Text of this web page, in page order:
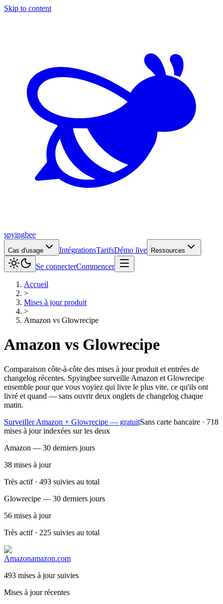
Skip to content
spyingbee
Cas d'usage IntégrationsTarifsDémo live Ressources
Se connecterCommencer
Accueil
>
Mises à jour produit
>
Amazon vs Glowrecipe
Amazon vs Glowrecipe
Comparaison côte-à-côte des mises à jour produit et entrées de
changelog récentes. Spyingbee surveille Amazon et Glowrecipe
ensemble pour que vous voyiez qui livre le plus vite, ce qu'ils ont
livré et quand — sans ouvrir deux onglets de changelog chaque
matin.
Surveiller Amazon + Glowrecipe — gratuitSans carte bancaire · 718
mises à jour indexées sur les deux
Amazon — 30 derniers jours
38 mises à jour
Très actif · 493 suivies au total
Glowrecipe — 30 derniers jours
56 mises à jour
Très actif · 225 suivies au total
Amazonamazon.com
493 mises à jour suivies
Mises à jour récentes